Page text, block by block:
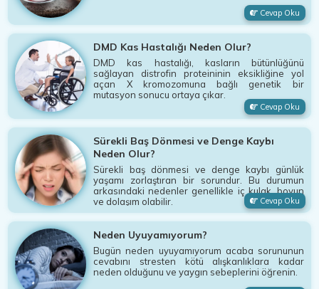
Cevap Oku
DMD Kas Hastalığı Neden Olur?
DMD kas hastalığı, kasların bütünlüğünü
sağlayan distrofin proteininin eksikliğine yol
açan X kromozomuna bağlı genetik bir
mutasyon sonucu ortaya çıkar.
Cevap Oku
Sürekli Baş Dönmesi ve Denge Kaybı
Neden Olur?
Sürekli baş dönmesi ve denge kaybı günlük
yaşamı zorlaştıran bir sorundur. Bu durumun
arkasındaki nedenler genellikle iç kulak, boyun
ve dolaşım olabilir.
Cevap Oku
Neden Uyuyamıyorum?
Bugün neden uyuyamıyorum acaba sorununun
cevabını stresten kötü alışkanlıklara kadar
neden olduğunu ve yaygın sebeplerini öğrenin.